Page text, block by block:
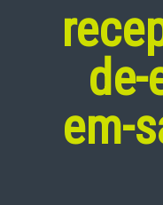
de-
em-